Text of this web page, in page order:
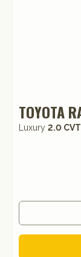
TOYOTA
Luxury 2.0